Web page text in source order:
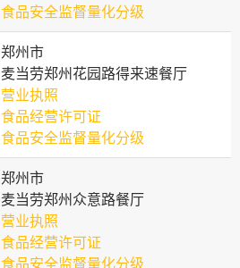
食品安全监督量化分级
郑州市
麦当劳郑州花园路得来速餐厅
营业执照
食品经营许可证
食品安全监督量化分级
郑州市
麦当劳郑州众意路餐厅
营业执照
食品经营许可证
食品安全监督量化分级